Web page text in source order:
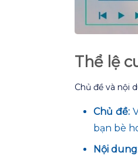
Thể lệ
Chủ đề và nội
Chủ đề:
bạn bè
Nội dung